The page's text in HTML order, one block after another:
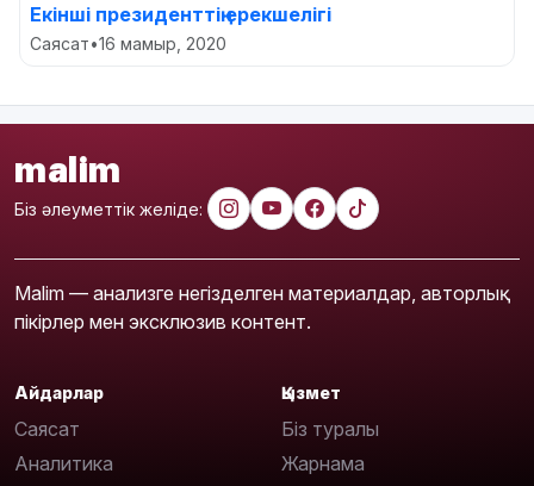
Екінші президенттің ерекшелігі
Саясат•16 мамыр, 2020
malim
Біз әлеуметтік желіде:
Malim — анализге негізделген материалдар, авторлық
пікірлер мен эксклюзив контент.
Айдарлар
Саясат
Аналитика
Қызмет
Біз туралы
Жарнама